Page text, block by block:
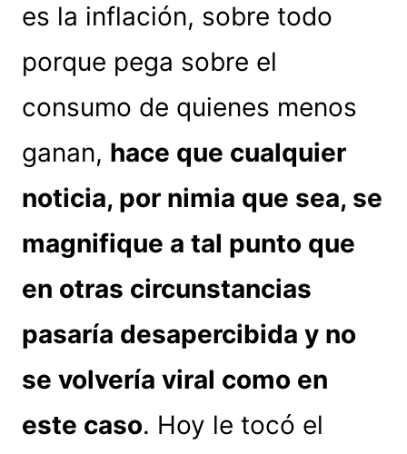
es la inflación, sobre todo
porque pega sobre el
consumo de quienes menos
ganan, hace que cualquier
noticia, por nimia que sea, se
magnifique a tal punto que
en otras circunstancias
pasaría desapercibida y no
se volvería viral como en
este caso. Hoy le tocó el